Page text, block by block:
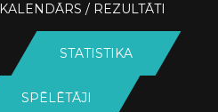
KALENDĀRS / REZULTĀTI
STATISTIKA
SPĒLĒTĀJI